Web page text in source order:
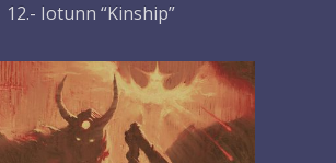
12.- Iotunn “Kinship”